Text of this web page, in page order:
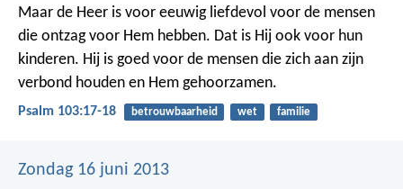
Maar de Heer is voor eeuwig liefdevol voor de mensen
die ontzag voor Hem hebben. Dat is Hij ook voor hun
kinderen. Hij is goed voor de mensen die zich aan zijn
verbond houden en Hem gehoorzamen.
Psalm 103:17-18 betrouwbaarheid wet familie
Zondag 16 juni 2013